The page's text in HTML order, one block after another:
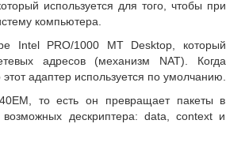
используется для того, чтобы при
компьютера.
Intel PRO/1000 MT Desktop, который
адресов (механизм NAT). Когда
адаптер используется по умолчанию.
то есть он превращает пакеты в
дескриптера: data, context и